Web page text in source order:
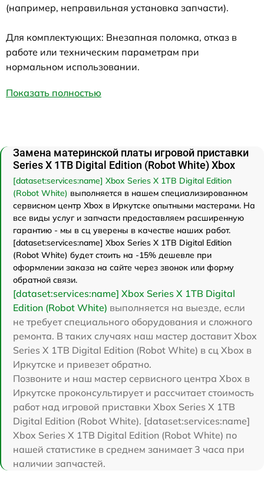
(например, неправильная установка запчасти).
Для комплектующих: Внезапная поломка, отказ в
работе или техническим параметрам при
нормальном использовании.
Показать полностью
Замена материнской платы игровой приставки
Series X 1TB Digital Edition (Robot White) Xbox
[dataset:services:name] Xbox Series X 1TB Digital Edition
(Robot White) выполняется в нашем специализированном
сервисном центр Xbox в Иркутске опытными мастерами. На
все виды услуг и запчасти предоставляем расширенную
гарантию - мы в сц уверены в качестве наших работ.
[dataset:services:name] Xbox Series X 1TB Digital Edition
(Robot White) будет стоить на -15% дешевле при
оформлении заказа на сайте через звонок или форму
обратной связи.
[dataset:services:name] Xbox Series X 1TB Digital
Edition (Robot White) выполняется на выезде, если
не требует специального оборудования и сложного
ремонта. В таких случаях наш мастер доставит Xbox
Series X 1TB Digital Edition (Robot White) в сц Xbox в
Иркутске и привезет обратно.
Позвоните и наш мастер сервисного центра Xbox в
Иркутске проконсультирует и рассчитает стоимость
работ над игровой приставки Xbox Series X 1TB
Digital Edition (Robot White). [dataset:services:name]
Xbox Series X 1TB Digital Edition (Robot White) по
нашей статистике в среднем занимает 3 часа при
наличии запчастей.